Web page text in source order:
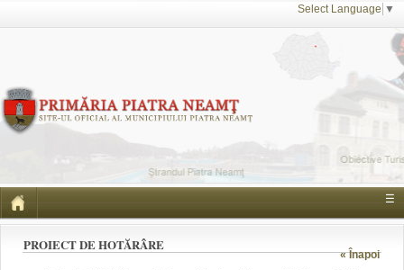
Select Language ▼
☰
« Înapoi
PROIECT DE HOTĂRÂRE